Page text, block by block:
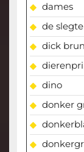
dames
de slegte
dick
dino
donker